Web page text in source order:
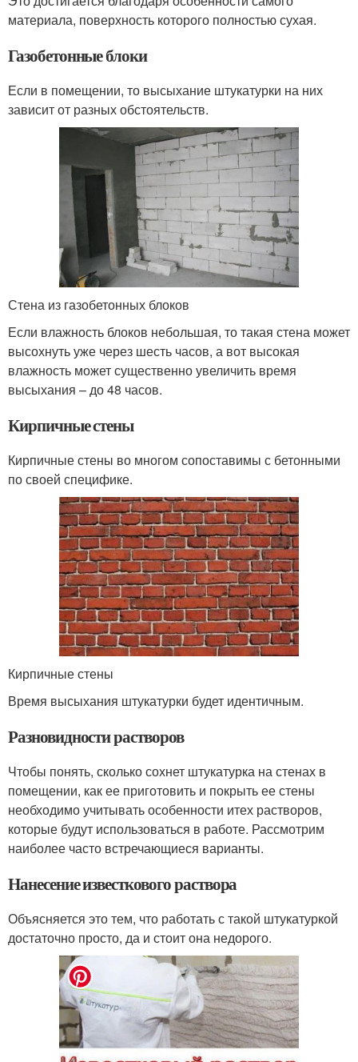
материала, поверхность которого полностью сухая.
Газобетонные блоки
Если в помещении, то высыхание штукатурки на них
зависит от разных обстоятельств.
Стена из газобетонных блоков
Если влажность блоков небольшая, то такая стена может
высохнуть уже через шесть часов, а вот высокая
влажность может существенно увеличить время
высыхания – до 48 часов.
Кирпичные стены
Кирпичные стены во многом сопоставимы с бетонными
по своей специфике.
Кирпичные стены
Время высыхания штукатурки будет идентичным.
Разновидности растворов
Чтобы понять, сколько сохнет штукатурка на стенах в
помещении, как ее приготовить и покрыть ее стены
необходимо учитывать особенности итех растворов,
которые будут использоваться в работе. Рассмотрим
наиболее часто встречающиеся варианты.
Нанесение известкового раствора
Объясняется это тем, что работать с такой штукатуркой
достаточно просто, да и стоит она недорого.